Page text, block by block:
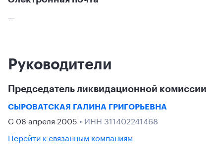
—
Руководители
Председатель ликвидационной комиссии
СЫРОВАТСКАЯ ГАЛИНА ГРИГОРЬЕВНА
С 08 апреля 2005 • ИНН 311402241468
Перейти к связанным компаниям